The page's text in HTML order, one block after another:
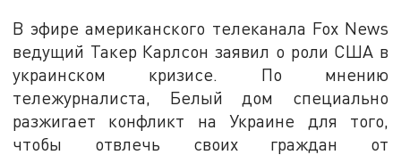
В эфире американского телеканала Fox News
ведущий Такер Карлсон заявил о роли США в
украинском кризисе. По мнению
тележурналиста, Белый дом специально
разжигает конфликт на Украине для того,
чтобы отвлечь своих граждан от